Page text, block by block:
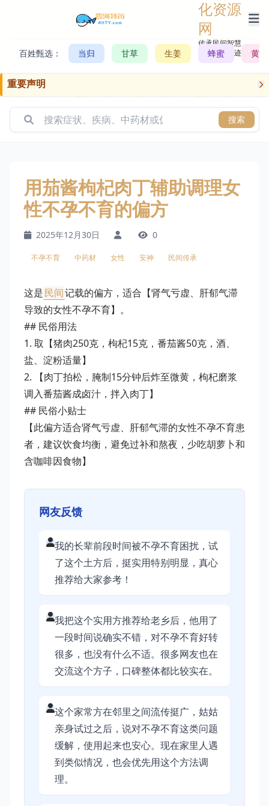
化资源
网
传承民间智慧，
记录历史轨迹
百姓甄选： 当归 甘草 生姜 蜂蜜 黄芪
重要声明
搜索
用茄酱枸杞肉丁辅助调理女
性不孕不育的偏方
2025年12月30日 0
不孕不育 中药材 女性 安神 民间传承
这是民间记载的偏方，适合【肾气亏虚、肝郁气滞
导致的女性不孕不育】。
## 民俗用法
1. 取【猪肉250克，枸杞15克，番茄酱50克，酒、
盐、淀粉适量】
2. 【肉丁拍松，腌制15分钟后炸至微黄，枸杞磨浆
调入番茄酱成卤汁，拌入肉丁】
## 民俗小贴士
【此偏方适合肾气亏虚、肝郁气滞的女性不孕不育患
者，建议饮食均衡，避免过补和熬夜，少吃胡萝卜和
含咖啡因食物】
网友反馈
我的长辈前段时间被不孕不育困扰，试
了这个土方后，挺实用特别明显，真心
推荐给大家参考！
我把这个实用方推荐给老乡后，他用了
一段时间说确实不错，对不孕不育好转
很多，也没有什么不适。很多网友也在
交流这个方子，口碑整体都比较实在。
这个家常方在邻里之间流传挺广，姑姑
亲身试过之后，说对不孕不育这类问题
缓解，使用起来也安心。现在家里人遇
到类似情况，也会优先用这个方法调
理。